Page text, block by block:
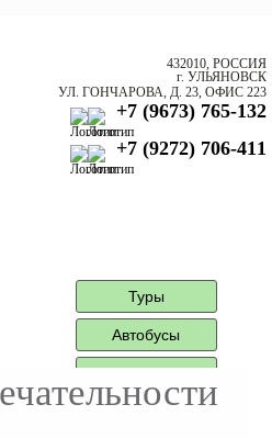
432010, РОССИЯ
г. УЛЬЯНОВСК
УЛ. ГОНЧАРОВА, Д. 23, ОФИС 223
+7 (9673) 765-132
+7 (9272) 706-411
Туры
Автобусы
Контактная
информация